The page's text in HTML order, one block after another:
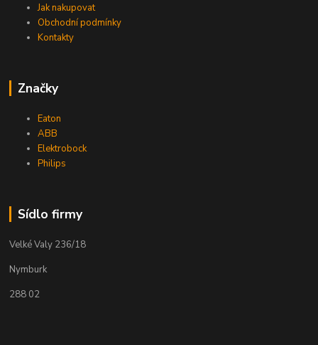
Jak nakupovat
Obchodní podmínky
Kontakty
Značky
Eaton
ABB
Elektrobock
Philips
Sídlo firmy
Velké Valy 236/18
Nymburk
288 02